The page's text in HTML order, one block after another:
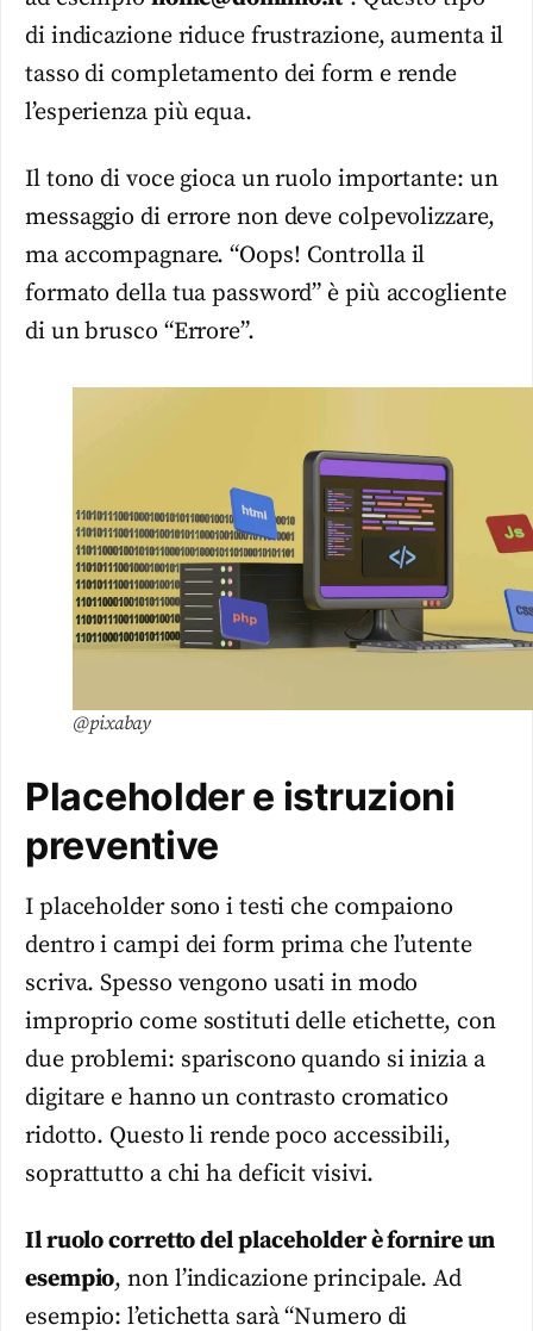
di indicazione riduce frustrazione, aumenta il
tasso di completamento dei form e rende
l’esperienza più equa.
Il tono di voce gioca un ruolo importante: un
messaggio di errore non deve colpevolizzare,
ma accompagnare. “Oops! Controlla il
formato della tua password” è più accogliente
di un brusco “Errore”.
@pixabay
Placeholder e istruzioni
preventive
I placeholder sono i testi che compaiono
dentro i campi dei form prima che l’utente
scriva. Spesso vengono usati in modo
improprio come sostituti delle etichette, con
due problemi: spariscono quando si inizia a
digitare e hanno un contrasto cromatico
ridotto. Questo li rende poco accessibili,
soprattutto a chi ha deficit visivi.
Il ruolo corretto del placeholder è fornire un
esempio, non l’indicazione principale. Ad
esempio: l’etichetta sarà “Numero di